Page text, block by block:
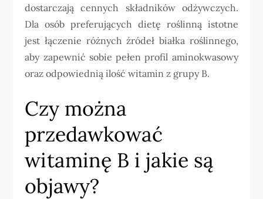
dostarczają cennych składników odżywczych.
Dla osób preferujących dietę roślinną istotne
jest łączenie różnych źródeł białka roślinnego,
aby zapewnić sobie pełen profil aminokwasowy
oraz odpowiednią ilość witamin z grupy B.
Czy można
przedawkować
witaminę B i jakie są
objawy?